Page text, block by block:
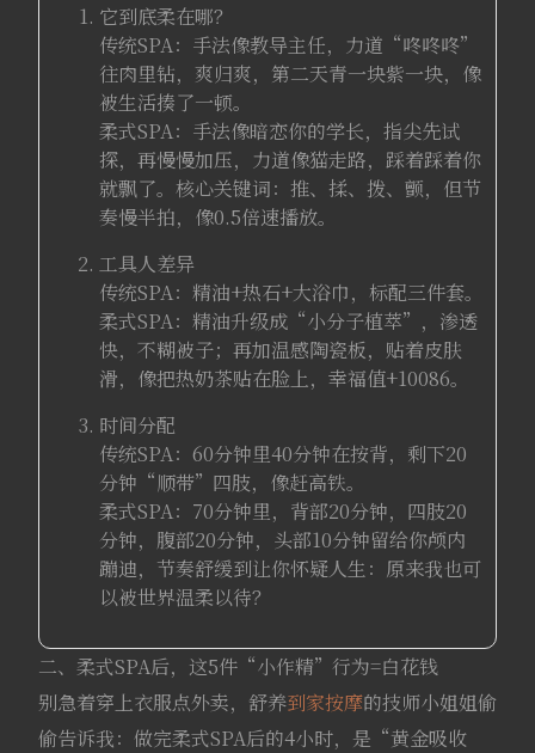
它到底柔在哪？
传统SPA：手法像教导主任，力道“咚咚咚”
往肉里钻，爽归爽，第二天青一块紫一块，像
被生活揍了一顿。
柔式SPA：手法像暗恋你的学长，指尖先试
探，再慢慢加压，力道像猫走路，踩着踩着你
就飘了。核心关键词：推、揉、拨、颤，但节
奏慢半拍，像0.5倍速播放。
工具人差异
传统SPA：精油+热石+大浴巾，标配三件套。
柔式SPA：精油升级成“小分子植萃”，渗透
快，不糊被子；再加温感陶瓷板，贴着皮肤
滑，像把热奶茶贴在脸上，幸福值+10086。
时间分配
传统SPA：60分钟里40分钟在按背，剩下20
分钟“顺带”四肢，像赶高铁。
柔式SPA：70分钟里，背部20分钟，四肢20
分钟，腹部20分钟，头部10分钟留给你颅内
蹦迪，节奏舒缓到让你怀疑人生：原来我也可
以被世界温柔以待？
二、柔式SPA后，这5件“小作精”行为=白花钱
别急着穿上衣服点外卖，舒养到家按摩的技师小姐姐偷
偷告诉我：做完柔式SPA后的4小时，是“黄金吸收